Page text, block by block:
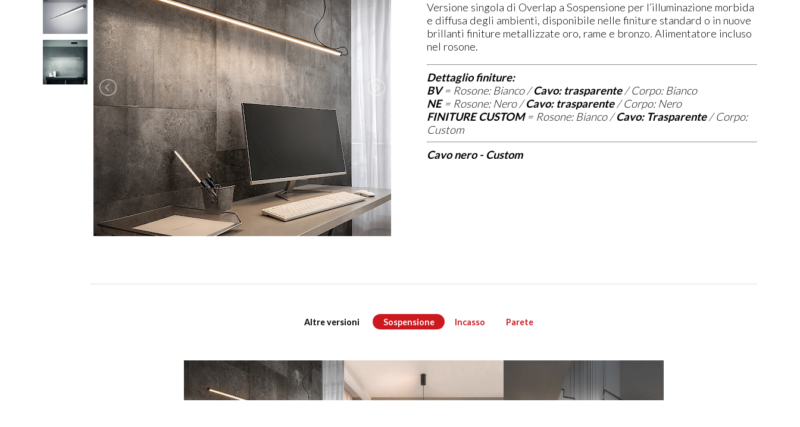
Versione singola di Overlap a Sospensione per l’illuminazione morbida
e diffusa degli ambienti, disponibile nelle finiture standard o in nuove
brillanti finiture metallizzate oro, rame e bronzo. Alimentatore incluso
nel rosone.
Dettaglio finiture:
BV= Rosone: Bianco /Cavo: trasparente/ Corpo: Bianco
NE= Rosone: Nero /Cavo: trasparente/ Corpo: Nero
FINITURE CUSTOM= Rosone: Bianco /Cavo: Trasparente/ Corpo:
Custom
Cavo nero - Custom